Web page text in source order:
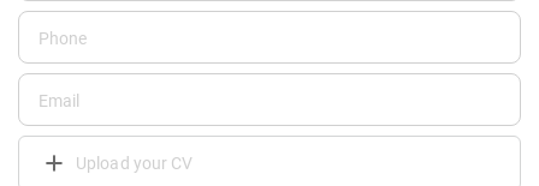
Upload your CV